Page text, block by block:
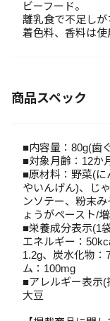
ビーフード。
離乳食で不足しが
着色料、香料は使
商品スペック
■内容量：80g(歯
■対象月齢：12か
■原材料：野菜(に
やいんげん)、じ
ンソテー、粉末
ょうがペースト/
■栄養成分表示(1
エネルギー：
1.2g、炭水化物：
ム：100mg
■アレルギー表示(
大豆